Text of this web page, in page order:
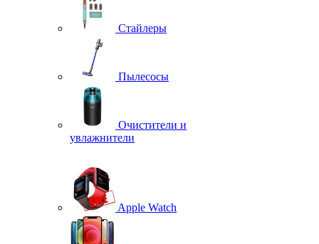
Стайлеры
Пылесосы
Очистители и
увлажнители
Apple Watch